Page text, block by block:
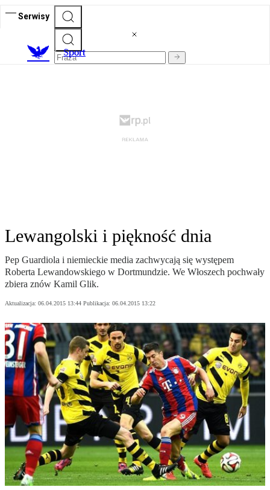
Serwisy
Sport
Lewangolski i piękność dnia
Pep Guardiola i niemieckie media zachwycają się występem
Roberta Lewandowskiego w Dortmundzie. We Włoszech pochwały
zbiera znów Kamil Glik.
Aktualizacja: 06.04.2015 13:44 Publikacja: 06.04.2015 13:22